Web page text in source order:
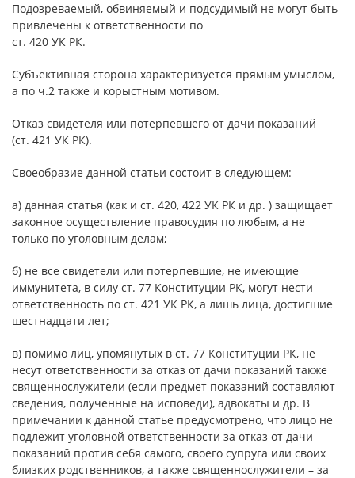
Подозреваемый, обвиняемый и подсудимый не могут быть
привлечены к ответственности по
ст. 420 УК РК.
Субъективная сторона характеризуется прямым умыслом,
а по ч.2 также и корыстным мотивом.
Отказ свидетеля или потерпевшего от дачи показаний
(ст. 421 УК РК).
Своеобразие данной статьи состоит в следующем:
а) данная статья (как и ст. 420, 422 УК РК и др. ) защищает
законное осуществление правосудия по любым, а не
только по уголовным делам;
б) не все свидетели или потерпевшие, не имеющие
иммунитета, в силу ст. 77 Конституции РК, могут нести
ответственность по ст. 421 УК РК, а лишь лица, достигшие
шестнадцати лет;
в) помимо лиц, упомянутых в ст. 77 Конституции РК, не
несут ответственности за отказ от дачи показаний также
священнослужители (если предмет показаний составляют
сведения, полученные на исповеди), адвокаты и др. В
примечании к данной статье предусмотрено, что лицо не
подлежит уголовной ответственности за отказ от дачи
показаний против себя самого, своего супруга или своих
близких родственников, а также священнослужители – за